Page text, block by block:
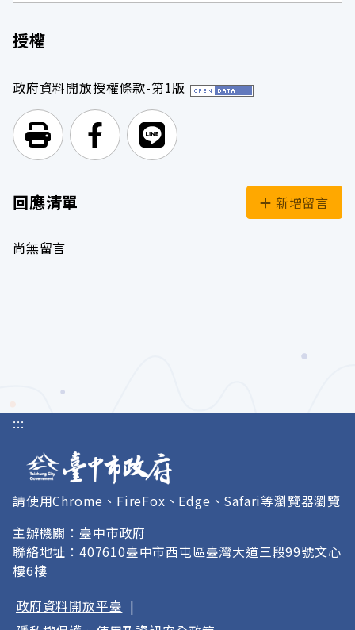
授權
政府資料開放授權條款-第1版
列印頁面前往Facebook
前往Line
回應清單 新增留言
尚無留言
:::
請使用Chrome、FireFox、Edge、Safari等瀏覽器瀏覽
主辦機關：臺中市政府
聯絡地址：407610臺中市西屯區臺灣大道三段99號文心
樓6樓
政府資料開放平臺 |